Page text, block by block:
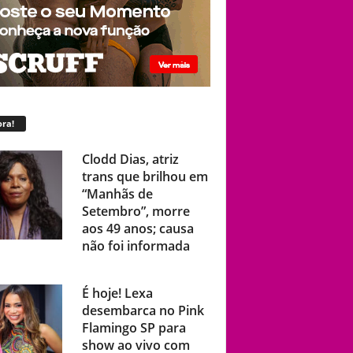
Clodd Dias, atriz
trans que brilhou em
“Manhãs de
Setembro”, morre
aos 49 anos; causa
não foi informada
É hoje! Lexa
desembarca no Pink
Flamingo SP para
show ao vivo com